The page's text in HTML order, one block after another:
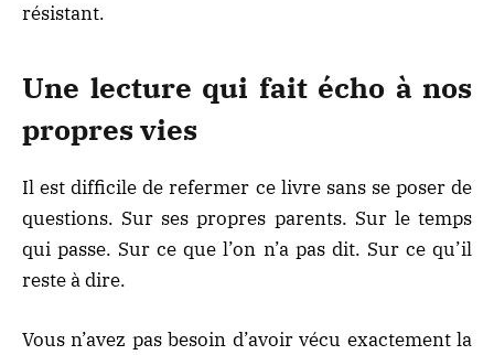
résistant.
Une lecture qui fait écho à nos
propres vies
Il est difficile de refermer ce livre sans se poser de
questions. Sur ses propres parents. Sur le temps
qui passe. Sur ce que l’on n’a pas dit. Sur ce qu’il
reste à dire.
Vous n’avez pas besoin d’avoir vécu exactement la